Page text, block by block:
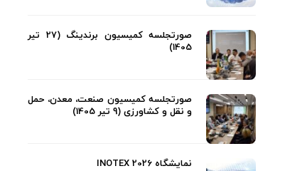
صورتجلسه کمیسیون برندینگ (27 تیر
1405)
صورتجلسه کمیسیون صنعت، معدن، حمل
و نقل و کشاورزی (9 تیر 1405)
نمایشگاه INOTEX 2026